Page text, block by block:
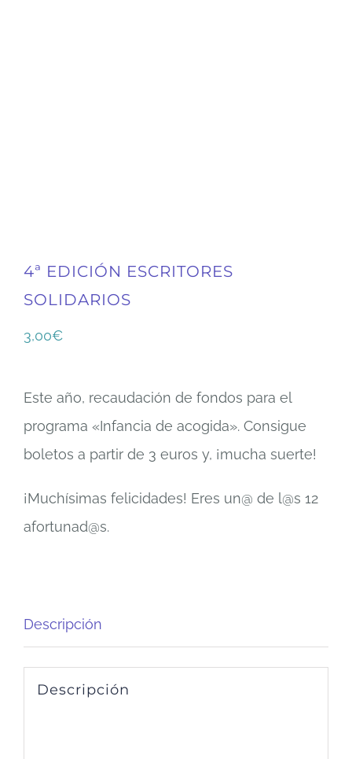
4ª EDICIÓN ESCRITORES
SOLIDARIOS
3,00€
Este año, recaudación de fondos para el
programa «Infancia de acogida». Consigue
boletos a partir de 3 euros y, ¡mucha suerte!
¡Muchísimas felicidades! Eres un@ de l@s 12
afortunad@s.
Descripción
Descripción